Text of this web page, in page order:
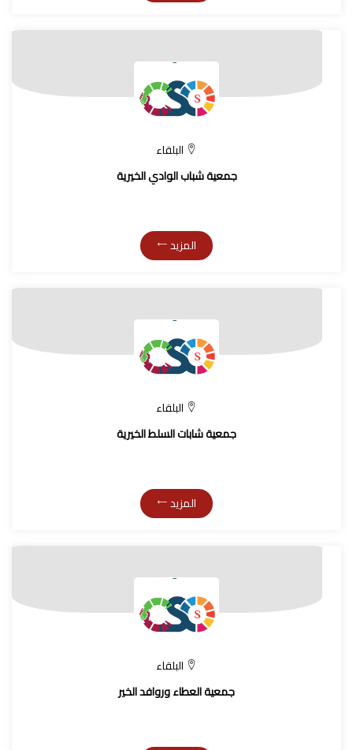
البلقاء
جمعية شباب الوادي الخيرية
المزيد
البلقاء
جمعية شابات السلط الخيرية
المزيد
البلقاء
جمعية العطاء وروافد الخير